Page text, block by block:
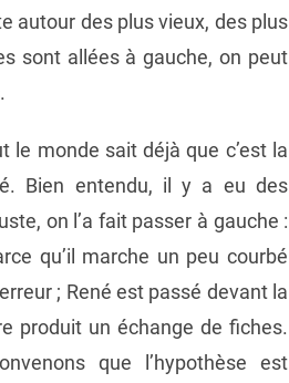
autour des plus vieux, des plus
sont allées à gauche, on peut
le monde sait déjà que c’est la
Bien entendu, il y a eu des
on l’a fait passer à gauche :
qu’il marche un peu courbé
; René est passé devant la
produit un échange de fiches.
que l’hypothèse est